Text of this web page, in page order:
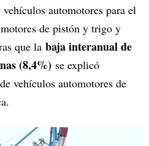
automotores para el
de pistón y trigo y
que la baja interanual de
(8,4%) se explicó
vehículos automotores de